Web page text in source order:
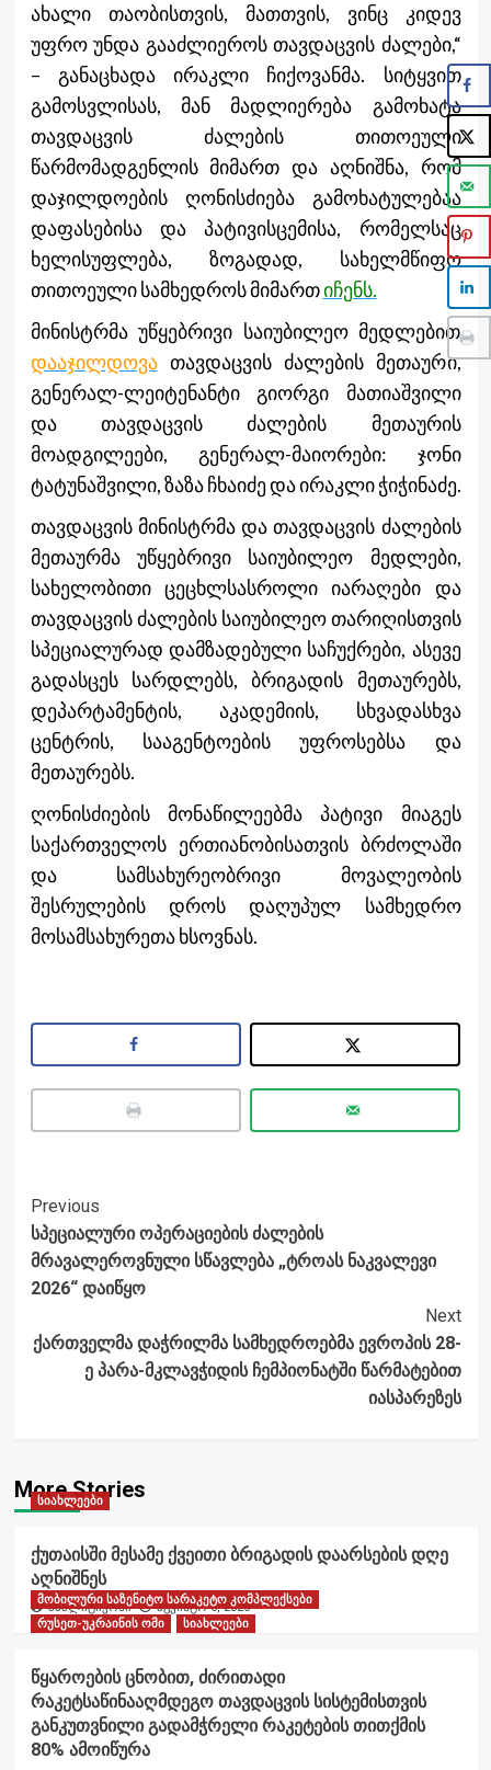
ახალი თაობისთვის, მათთვის, ვინც კიდევ
უფრო უნდა გააძლიეროს თავდაცვის ძალები,“
– განაცხადა ირაკლი ჩიქოვანმა. სიტყვით
გამოსვლისას, მან მადლიერება გამოხატა
თავდაცვის ძალების თითოეული
წარმომადგენლის მიმართ და აღნიშნა, რომ
დაჯილდოების ღონისძიება გამოხატულებაა
დაფასებისა და პატივისცემისა, რომელსაც
ხელისუფლება, ზოგადად, სახელმწიფო
თითოეული სამხედროს მიმართიჩენს.
მინისტრმა უწყებრივი საიუბილეო მედლებით
დააჯილდოვათავდაცვის ძალების მეთაური,
გენერალ-ლეიტენანტი გიორგი მათიაშვილი
და თავდაცვის ძალების მეთაურის
მოადგილეები, გენერალ-მაიორები: ჯონი
ტატუნაშვილი, ზაზა ჩხაიძე და ირაკლი ჭიჭინაძე.
თავდაცვის მინისტრმა და თავდაცვის ძალების
მეთაურმა უწყებრივი საიუბილეო მედლები,
სახელობითი ცეცხლსასროლი იარაღები და
თავდაცვის ძალების საიუბილეო თარიღისთვის
სპეციალურად დამზადებული საჩუქრები, ასევე
გადასცეს სარდლებს, ბრიგადის მეთაურებს,
დეპარტამენტის, აკადემიის, სხვადასხვა
ცენტრის, სააგენტოების უფროსებსა და
მეთაურებს.
ღონისძიების მონაწილეებმა პატივი მიაგეს
საქართველოს ერთიანობისათვის ბრძოლაში
და სამსახურეობრივი მოვალეობის
შესრულების დროს დაღუპულ სამხედრო
მოსამსახურეთა ხსოვნას.
Post
Navigation
Previous
სპეციალური ოპერაციების ძალების
მრავალეროვნული სწავლება „ტროას ნაკვალევი
2026“ დაიწყო
Next
ქართველმა დაჭრილმა სამხედროებმა ევროპის 28-
ე პარა-მკლავჭიდის ჩემპიონატში წარმატებით
იასპარეზეს
More Stories
სიახლეები
ქუთაისში მესამე ქვეითი ბრიგადის დაარსების დღე
აღნიშნეს
ანალიტიკოსი აგვისტო 6, 2026
მობილური საზენიტო სარაკეტო კომპლექსები
რუსეთ-უკრაინის ომი
სიახლეები
წყაროების ცნობით, ძირითადი
რაკეტსაწინააღმდეგო თავდაცვის სისტემისთვის
განკუთვნილი გადამჭრელი რაკეტების თითქმის
80% ამოიწურა